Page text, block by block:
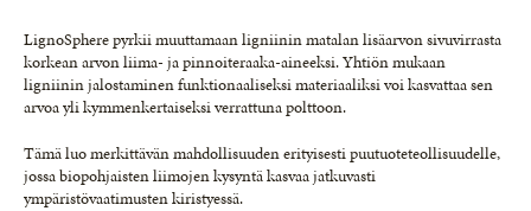
LignoSphere pyrkii muuttamaan ligniinin matalan lisäarvon sivuvirrasta
korkean arvon liima- ja pinnoiteraaka-aineeksi. Yhtiön mukaan
ligniinin jalostaminen funktionaaliseksi materiaaliksi voi kasvattaa sen
arvoa yli kymmenkertaiseksi verrattuna polttoon.
Tämä luo merkittävän mahdollisuuden erityisesti puutuoteteollisuudelle,
jossa biopohjaisten liimojen kysyntä kasvaa jatkuvasti
ympäristövaatimusten kiristyessä.